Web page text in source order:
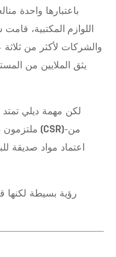
باعتبارها واحدة من
اللوازم المكتبية، قامت
والشركات لأكثر من
يثق الملايين من
لكن مهمة ديلي
ملتزمون المسؤولية الاجتماعية للشركات (CSR)-من
اعتماد مواد صديقة
رؤية بسيطة لكنها